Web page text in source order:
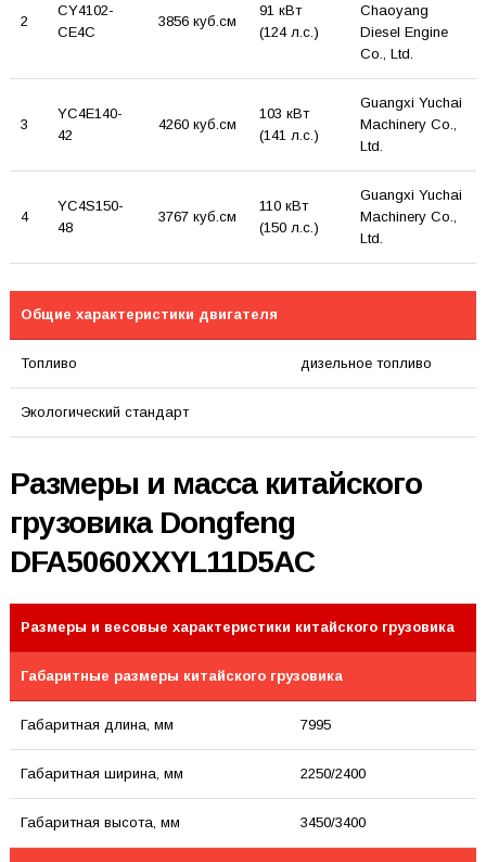
2
CY4102-
CE4C
3856 куб.см
91 кВт
(124 л.с.)
Chaoyang
Diesel Engine
Co., Ltd.
3
YC4E140-
42
4260 куб.см
103 кВт
(141 л.с.)
Guangxi Yuchai
Machinery Co.,
Ltd.
4
YC4S150-
48
3767 куб.см
110 кВт
(150 л.с.)
Guangxi Yuchai
Machinery Co.,
Ltd.
Общие характеристики двигателя
Топливо дизельное топливо
Экологический стандарт
Размеры и масса китайского
грузовика Dongfeng
DFA5060XXYL11D5AC
Размеры и весовые характеристики китайского грузовика
Габаритные размеры китайского грузовика
Габаритная длина, мм 7995
Габаритная ширина, мм 2250/2400
Габаритная высота, мм 3450/3400